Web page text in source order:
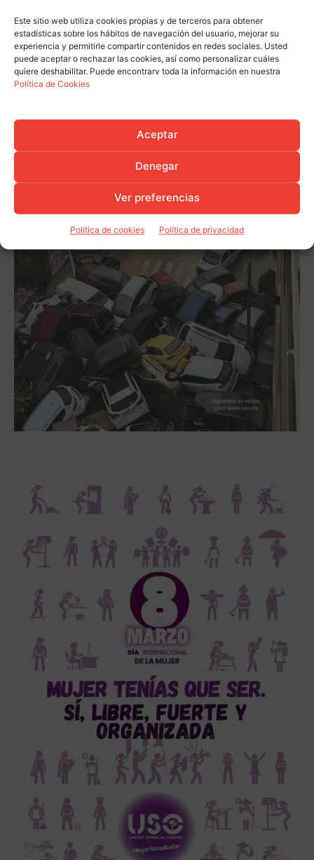
Este sitio web utiliza cookies propias y de terceros para obtener
estadísticas sobre los hábitos de navegación del usuario, mejorar su
experiencia y permitirle compartir contenidos en redes sociales. Usted
puede aceptar o rechazar las cookies, así como personalizar cuáles
quiere deshabilitar. Puede encontrarv toda la información en nuestra
Política de Cookies
Aceptar
Denegar
Ver preferencias
Política de cookies Política de privacidad